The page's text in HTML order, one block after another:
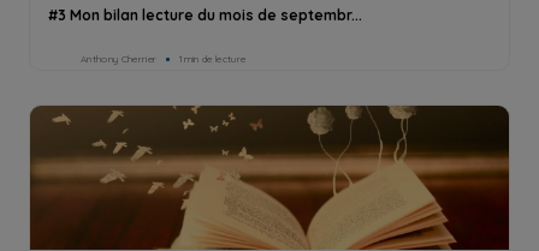
#3 Mon bilan lecture du mois de septembr...
Anthony Cherrier 1min de lecture